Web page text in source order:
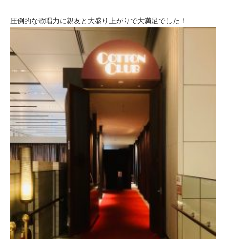
圧倒的な歌唱力に親友と大盛り上がりで大満足でした！